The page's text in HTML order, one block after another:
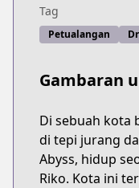
Tag
Petualangan
Gambaran
Di sebuah kota
di tepi jurang
Abyss, hidup
Riko. Kota ini